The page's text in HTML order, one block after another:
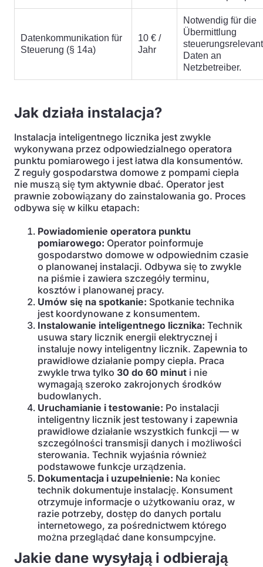
Datenkommunikation für
Steuerung (§ 14a)
10 € /
Jahr
Notwendig für die
Übermittlung
Daten an
Netzbetreiber.
Jak działa instalacja?
Instalacja inteligentnego licznika jest zwykle
wykonywana przez odpowiedzialnego operatora
punktu pomiarowego i jest łatwa dla konsumentów.
Z reguły gospodarstwa domowe z pompami ciepła
nie muszą się tym aktywnie dbać. Operator jest
prawnie zobowiązany do zainstalowania go. Proces
odbywa się w kilku etapach:
Powiadomienie operatora punktu
pomiarowego: Operator poinformuje
gospodarstwo domowe w odpowiednim czasie
o planowanej instalacji. Odbywa się to zwykle
na piśmie i zawiera szczegóły terminu,
kosztów i planowanej pracy.
Umów się na spotkanie: Spotkanie technika
jest koordynowane z konsumentem.
Instalowanie inteligentnego licznika: Technik
usuwa stary licznik energii elektrycznej i
instaluje nowy inteligentny licznik. Zapewnia to
prawidłowe działanie pompy ciepła. Praca
zwykle trwa tylko 30 do 60 minut i nie
wymagają szeroko zakrojonych środków
budowlanych.
Uruchamianie i testowanie: Po instalacji
inteligentny licznik jest testowany i zapewnia
prawidłowe działanie wszystkich funkcji — w
szczególności transmisji danych i możliwości
sterowania. Technik wyjaśnia również
podstawowe funkcje urządzenia.
Dokumentacja i uzupełnienie: Na koniec
technik dokumentuje instalację. Konsument
otrzymuje informacje o użytkowaniu oraz, w
razie potrzeby, dostęp do danych portalu
internetowego, za pośrednictwem którego
można przeglądać dane konsumpcyjne.
Jakie dane wysyłają i odbierają